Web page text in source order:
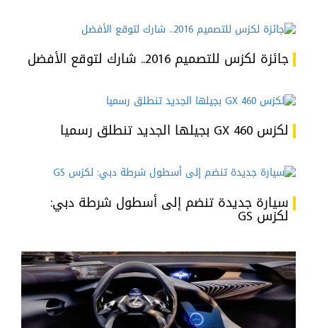
جائزة لكزس للتصميم 2016.. شارك لتوقع الأفضل
لكزس GX 460 بجيلها الجديد تنطلق رسميا
سيارة جديدة تنضم إلى أسطول شرطة دبي:
لكزس GS